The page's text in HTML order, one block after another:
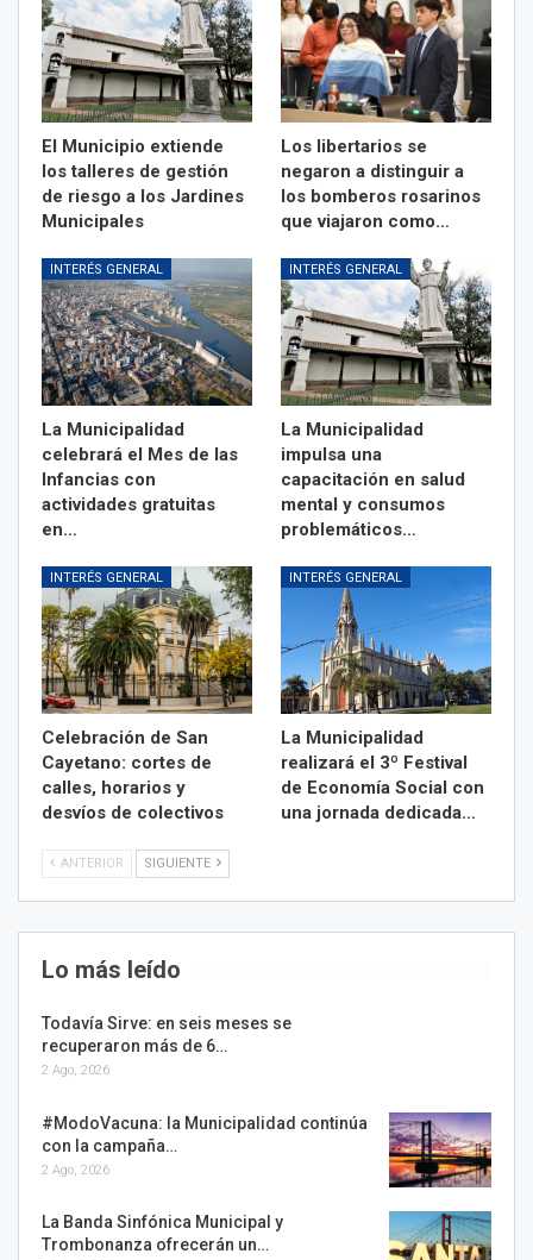
El Municipio extiende
los talleres de gestión
de riesgo a los Jardines
Municipales
Los libertarios se
negaron a distinguir a
los bomberos rosarinos
que viajaron como…
INTERÉS GENERAL
La Municipalidad
celebrará el Mes de las
Infancias con
actividades gratuitas
en…
INTERÉS GENERAL
La Municipalidad
impulsa una
capacitación en salud
mental y consumos
problemáticos…
INTERÉS GENERAL
Celebración de San
Cayetano: cortes de
calles, horarios y
desvíos de colectivos
INTERÉS GENERAL
La Municipalidad
realizará el 3º Festival
de Economía Social con
una jornada dedicada…
ANTERIOR SIGUIENTE
Lo más leído
Todavía Sirve: en seis meses se
recuperaron más de 6…
2 Ago, 2026
#ModoVacuna: la Municipalidad continúa
con la campaña…
2 Ago, 2026
La Banda Sinfónica Municipal y
Trombonanza ofrecerán un…